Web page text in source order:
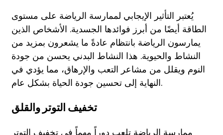
يُعتبر التأثير الإيجابي لممارسة الرياضة على مستوى
الطاقة أيضًا من أبرز فوائدها الجسدية. الأشخاص الذين
يمارسون الرياضة بانتظام عادةً ما يشعرون بمزيد من
النشاط والحيوية. هذا النشاط البدني يحسن من جودة
النوم ويقلل من مشاعر التعب والإرهاق، مما يؤدي في
النهاية إلى تحسين جودة الحياة بشكل عام.
تخفيف التوتر والقلق
ممارسة الرياضة تلعب دوراً مهماً في تخفيف التوتر